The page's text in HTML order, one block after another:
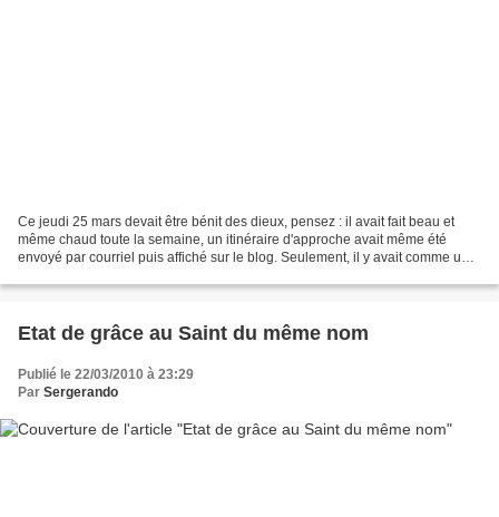
Ce jeudi 25 mars devait être bénit des dieux, pensez : il avait fait beau et
même chaud toute la semaine, un itinéraire d'approche avait même été
envoyé par courriel puis affiché sur le blog. Seulement, il y avait comme un
Etat de grâce au Saint du même nom
Publié le 22/03/2010 à 23:29
Par Sergerando